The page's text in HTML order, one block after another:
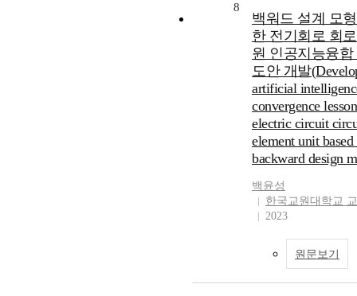
8
백워드 설계 모
한 전기회로 회
원 인공지능융합
도안 개발
artificial
convergence
electric circuit
element unit based
backward design
백윤성
한국교원대학교
2023
원문보기